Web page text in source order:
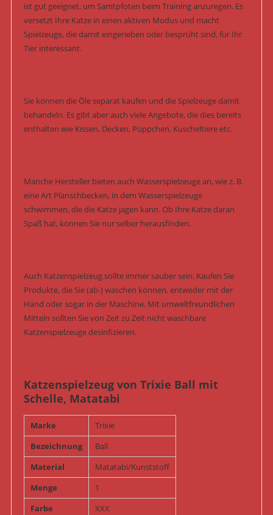
ist gut geeignet, um Samtpfoten beim Training anzuregen. Es
versetzt Ihre Katze in einen aktiven Modus und macht
Spielzeuge, die damit eingerieben oder besprüht sind, für Ihr
Tier interessant.
Sie können die Öle separat kaufen und die Spielzeuge damit
behandeln. Es gibt aber auch viele Angebote, die dies bereits
enthalten wie Kissen, Decken, Püppchen, Kuscheltiere etc.
Manche Hersteller bieten auch Wasserspielzeuge an, wie z. B.
eine Art Planschbecken, in dem Wasserspielzeuge
schwimmen, die die Katze jagen kann. Ob Ihre Katze daran
Spaß hat, können Sie nur selber herausfinden.
Auch Katzenspielzeug sollte immer sauber sein. Kaufen Sie
Produkte, die Sie (ab-) waschen können, entweder mit der
Hand oder sogar in der Maschine. Mit umweltfreundlichen
Mitteln sollten Sie von Zeit zu Zeit nicht waschbare
Katzenspielzeuge desinfizieren.
Katzenspielzeug von Trixie Ball mit
Schelle, Matatabi
Marke
Trixie
Bezeichnung
Ball
Material
Matatabi/Kunststoff
Menge
1
Farbe
XXX